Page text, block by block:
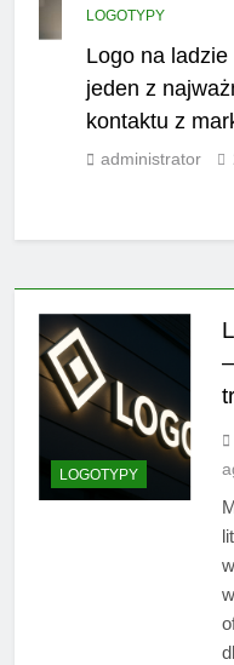
LOGOTYPY
Logo na
jeden z
kontaktu z
administrator
LOGOTYPY